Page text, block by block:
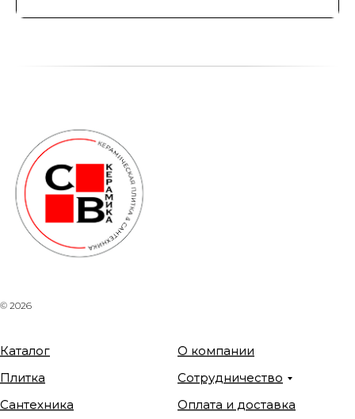
© 2026
Каталог
Плитка
Сантехника
О компании
Сотрудничество
Оплата и доставка